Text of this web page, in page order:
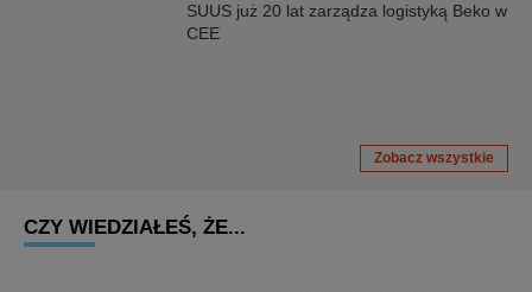
SUUS już 20 lat zarządza logistyką Beko w
CEE
Zobacz wszystkie
CZY WIEDZIAŁEŚ, ŻE...